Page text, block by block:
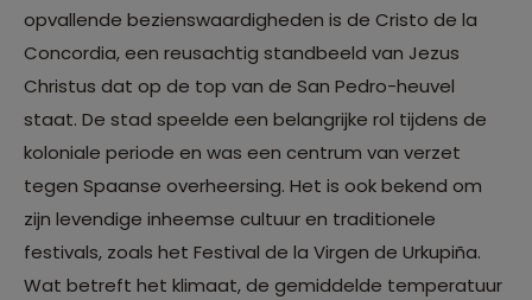
opvallende bezienswaardigheden is de Cristo de la
Concordia, een reusachtig standbeeld van Jezus
Christus dat op de top van de San Pedro-heuvel
staat. De stad speelde een belangrijke rol tijdens de
koloniale periode en was een centrum van verzet
tegen Spaanse overheersing. Het is ook bekend om
zijn levendige inheemse cultuur en traditionele
festivals, zoals het Festival de la Virgen de Urkupiña.
Wat betreft het klimaat, de gemiddelde temperatuur